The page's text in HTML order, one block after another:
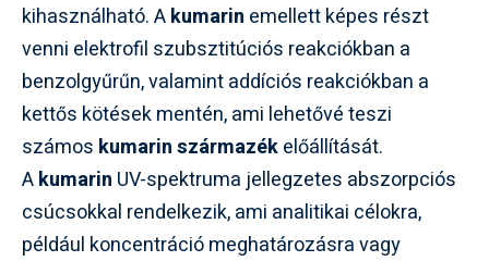
kihasználható. Akumarin emellett képes részt
venni elektrofil szubsztitúciós reakciókban a
benzolgyűrűn, valamint addíciós reakciókban a
kettős kötések mentén, ami lehetővé teszi
számos kumarin származékelőállítását.
Akumarin UV-spektruma jellegzetes abszorpciós
csúcsokkal rendelkezik, ami analitikai célokra,
például koncentráció meghatározásra vagy